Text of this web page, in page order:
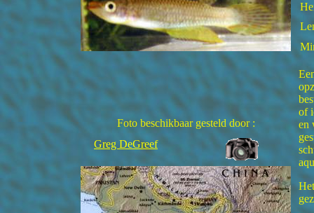
of
en
Foto beschikbaar gesteld door :
Greg DeGreef